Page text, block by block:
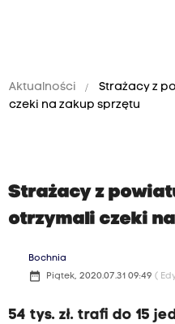
Aktualności
Strażacy z
czeki na zakup sprzętu
Strażacy z
otrzymali czeki
Bochnia
date_range Piątek, 2020.07.31 09:49 (
54 tys. zł. trafi do 15